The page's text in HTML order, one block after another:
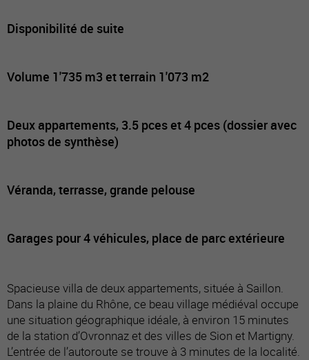
Disponibilité de suite
Volume 1'735 m3 et terrain 1'073 m2
Deux appartements, 3.5 pces et 4 pces (dossier avec
photos de synthèse)
Véranda, terrasse, grande pelouse
Garages pour 4 véhicules, place de parc extérieure
Spacieuse villa de deux appartements, située à Saillon.
Dans la plaine du Rhône, ce beau village médiéval occupe
une situation géographique idéale, à environ 15 minutes
de la station d’Ovronnaz et des villes de Sion et Martigny.
L’entrée de l’autoroute se trouve à 3 minutes de la localité.